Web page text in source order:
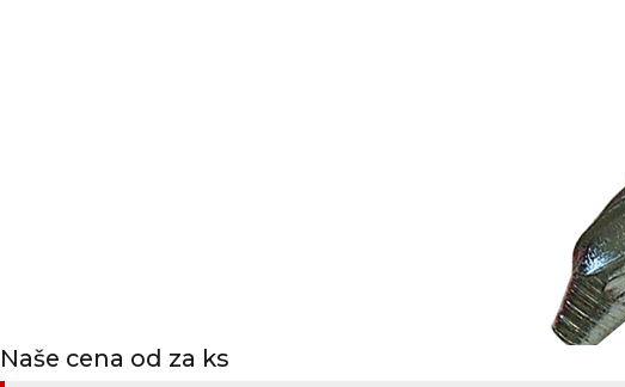
Naše cena od za ks